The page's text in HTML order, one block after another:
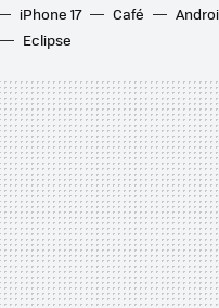
iPhone 17 Café
Eclipse